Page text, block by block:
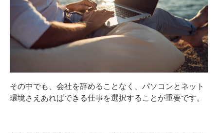
その中でも、会社を辞めることなく、パソコンとネット
環境さえあればできる仕事を選択することが重要です。